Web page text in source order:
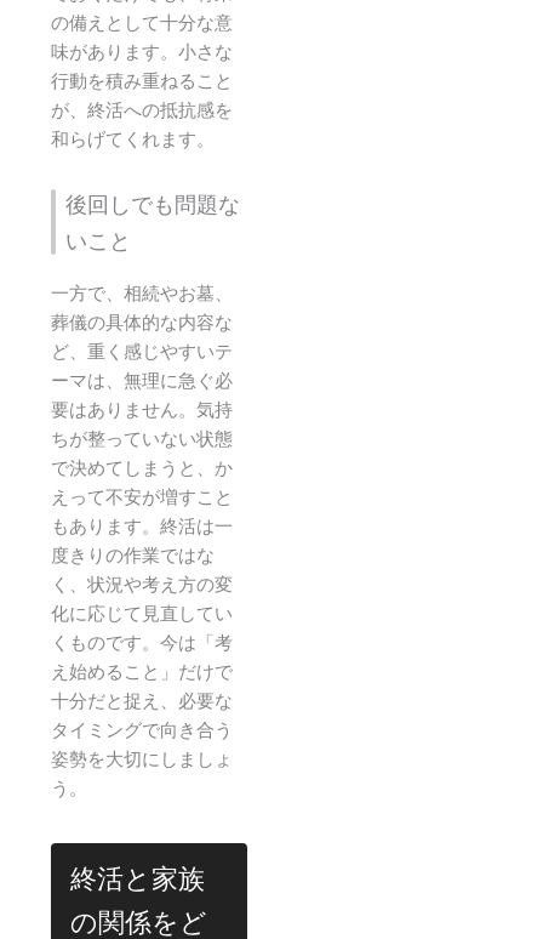
の備えとして十分な意
味があります。小さな
行動を積み重ねること
が、終活への抵抗感を
和らげてくれます。
後回しでも問題な
いこと
一方で、相続やお墓、
葬儀の具体的な内容な
ど、重く感じやすいテ
ーマは、無理に急ぐ必
要はありません。気持
ちが整っていない状態
で決めてしまうと、か
えって不安が増すこと
もあります。終活は一
度きりの作業ではな
く、状況や考え方の変
化に応じて見直してい
くものです。今は「考
え始めること」だけで
十分だと捉え、必要な
タイミングで向き合う
姿勢を大切にしましょ
う。
終活と家族
の関係をど